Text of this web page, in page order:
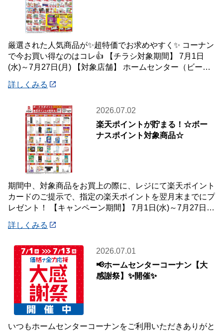
厳選された人気商品が✨超特価でお求めやすく✨ コーナン
で今お買い得なのはコレ👍 【チラシ対象期間】 7月1日
(水)～7月27日(月) 【対象店舗】 ホームセンター（ビーバ
詳しくみる
2026.07.02
楽天ポイントが貯まる！☆ボー
ナスポイント対象商品☆
期間中、対象商品をお買上の際に、レジにて楽天ポイント
カードのご提示で、指定の楽天ポイントを翌月末までにプ
レゼント！ 【キャンペーン期間】 7月1日(水)～7月27日
詳しくみる
2026.07.01
📢ホームセンターコーナン【大
感謝祭】✨開催✨
いつもホームセンターコーナンをご利用いただきありがと